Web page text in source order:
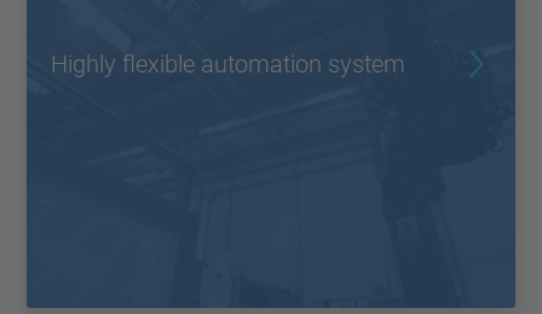
Highly flexible automation system